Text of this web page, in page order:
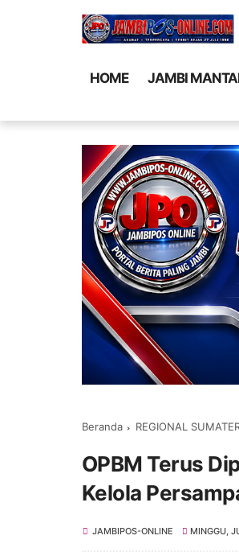
HOME JAMBI
Beranda REGIONAL
OPBM Terus
Kelola
JAMBIPOS-ONLINE MINGGU,